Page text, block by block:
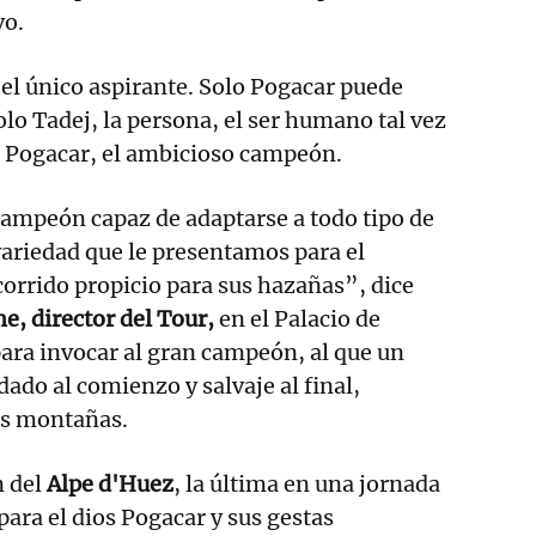
único aspirante. Solo Pogacar puede
Tadej, la persona, el ser humano tal vez
Pogacar, el ambicioso campeón.
capaz de adaptarse a todo tipo de
que le presentamos para el
propicio para sus hazañas”, dice
director del Tour,en el Palacio de
invocar al gran campeón, al que un
al comienzo y salvaje al final,
montañas.
delAlpe d'Huez, la última en una jornada
el dios Pogacar y sus gestas